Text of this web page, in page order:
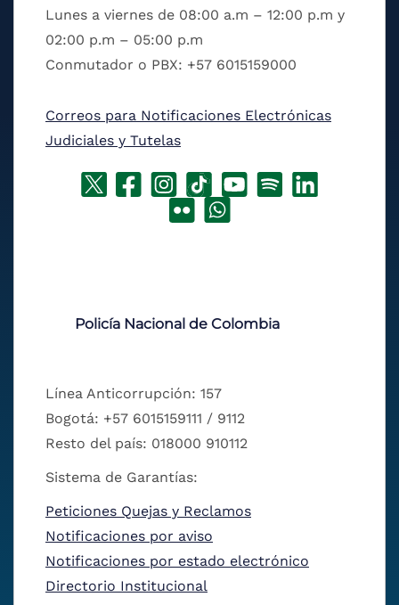
Lunes a viernes de 08:00 a.m – 12:00 p.m y
02:00 p.m – 05:00 p.m
Conmutador o PBX: +57 6015159000
Correos para Notificaciones Electrónicas
Judiciales y Tutelas
Policía Nacional de Colombia
Línea Anticorrupción: 157
Bogotá: +57 6015159111 / 9112
Resto del país: 018000 910112
Sistema de Garantías:
Peticiones Quejas y Reclamos
Notificaciones por aviso
Notificaciones por estado electrónico
Directorio Institucional